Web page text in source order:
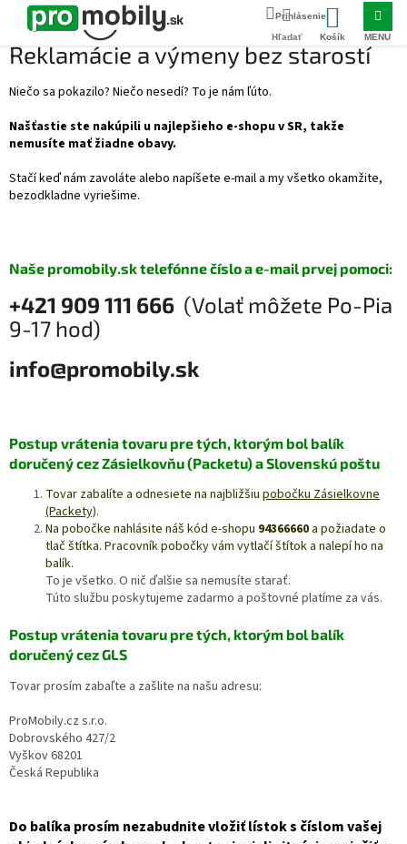
Prejsť
obsah
NÁKUPNÝ
KOŠÍK
Domov Reklamácie ako na to
Reklamácie a výmeny bez starostí
Niečo sa pokazilo? Niečo nesedí? To je nám ľúto.
Našťastie ste nakúpili u najlepšieho e-shopu v SR, takže
nemusíte mať žiadne obavy.
Stačí keď nám zavoláte alebo napíšete e-mail a my všetko okamžite,
bezodkladne vyriešime.
Naše promobily.sk telefónne číslo a e-mail prvej pomoci:
+421 909 111 666 (Volať môžete Po-Pia
9-17 hod)
info@promobily.sk
Postup vrátenia tovaru pre tých, ktorým bol balík
doručený cez Zásielkovňu (Packetu) a Slovenskú poštu
Tovar zabalíte a odnesiete na najbližšiu pobočku Zásielkovne
(Packety).
Na pobočke nahlásite náš kód e-shopu 94366660 a požiadate o
tlač štítka. Pracovník pobočky vám vytlačí štítok a nalepí ho na
balík.
To je všetko. O nič ďalšie sa nemusíte starať.
Túto službu poskytujeme zadarmo a poštovné platíme za vás.
Postup vrátenia tovaru pre tých, ktorým bol balík
doručený cez GLS
Tovar prosím zabaľte a zašlite na našu adresu:
ProMobily.cz s.r.o.
Dobrovského 427/2
Vyškov 68201
Česká Republika
Do balíka prosím nezabudnite vložiť lístok s číslom vašej